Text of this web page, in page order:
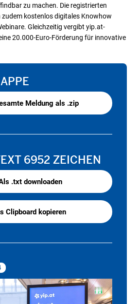
zu machen. Die registrierten
zudem kostenlos digitales Knowhow
Gleichzeitig vergibt yip.at-
20.000-Euro-Förderung für innovative
Meldung als .zip
6952 ZEICHEN
.txt downloaden
Clipboard kopieren